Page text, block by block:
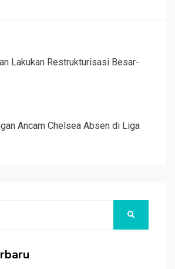
Lakukan Restrukturisasi Besar-
Ancam Chelsea Absen di Liga